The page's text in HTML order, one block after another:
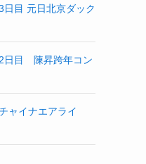
目 元日北京ダック
日目 陳昇跨年コン
ャイナエアライ